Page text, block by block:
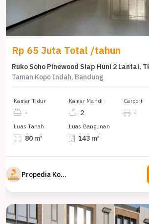
Rp 65 Juta Total /tahun
Ruko Soho Pinewood Siap Huni 2 Lantai,
Taman Kopo Indah, Bandung
Kamar Tidur
-
Kamar Mandi
2
Carport
-
Luas Tanah
80 m²
Luas Bangunan
143 m²
Propedia Komersial